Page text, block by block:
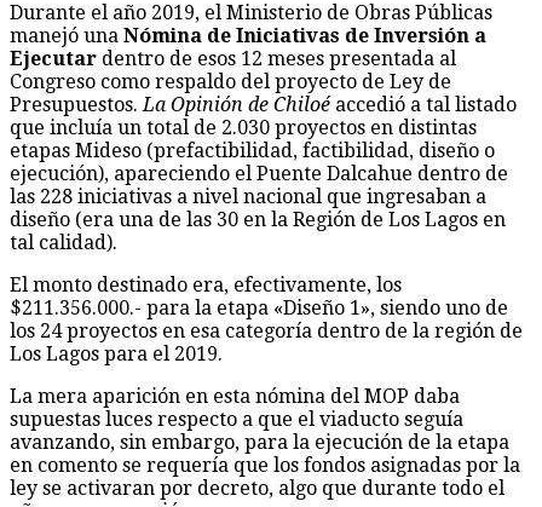
Durante el año 2019, el Ministerio de Obras Públicas
manejó una Nómina de Iniciativas de Inversión a
Ejecutar dentro de esos 12 meses presentada al
Congreso como respaldo del proyecto de Ley de
Presupuestos.La Opinión de Chiloé accedió a tal listado
que incluía un total de 2.030 proyectos en distintas
etapas Mideso (prefactibilidad, factibilidad, diseño o
ejecución), apareciendo el Puente Dalcahue dentro de
las 228 iniciativas a nivel nacional que ingresaban a
diseño (era una de las 30 en la Región de Los Lagos en
tal calidad).
El monto destinado era, efectivamente, los
$211.356.000.- para la etapa «Diseño 1», siendo uno de
los 24 proyectos en esa categoría dentro de la región de
Los Lagos para el 2019.
La mera aparición en esta nómina del MOP daba
supuestas luces respecto a que el viaducto seguía
avanzando, sin embargo, para la ejecución de la etapa
en comento se requería que los fondos asignadas por la
ley se activaran por decreto, algo que durante todo el